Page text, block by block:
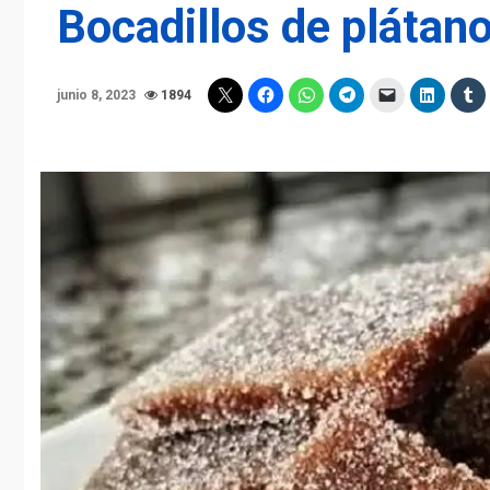
Bocadillos de
junio 8, 2023 1894